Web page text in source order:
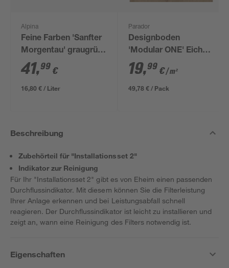
Alpina
Feine Farben 'Sanfter
Morgentau' graugrün
matt 2,5 l
41,99 €
16,80 € / Liter
Parador
Designboden
'Modular ONE' Eiche
Venturo braun 8 mm
19,99 €/ m²
49,78 € / Pack
Beschreibung
Zubehörteil für "Installationsset 2"
Indikator zur Reinigung
Für Ihr "Installationsset 2" gibt es von Eheim einen passenden
Durchflussindikator. Mit diesem können Sie die Filterleistung
Ihrer Anlage erkennen und bei Leistungsabfall schnell
reagieren. Der Durchflussindikator ist leicht zu installieren und
zeigt an, wann eine Reinigung des Filters notwendig ist.
Eigenschaften